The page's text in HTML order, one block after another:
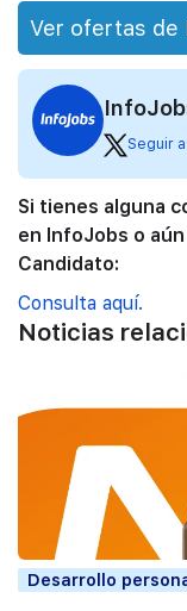
Ver ofertas de
Seguir
Si tienes alguna
en InfoJobs o
Candidato:
Consulta aquí.
Noticias
Desarrollo